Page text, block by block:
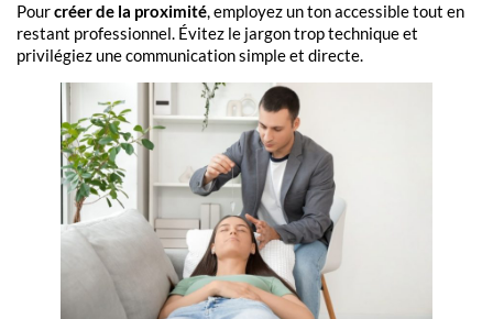
Pourcréer de la proximité, employez un ton accessible tout en
restant professionnel. Évitez le jargon trop technique et
privilégiez une communication simple et directe.